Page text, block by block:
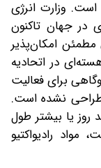
وزارت انرژی
در جهان تاکنون
امکان‌پذیر
در اتحادیه
برای فعالیت
طراحی نشده است.
یا بیشتر طول
رادیواکتیو